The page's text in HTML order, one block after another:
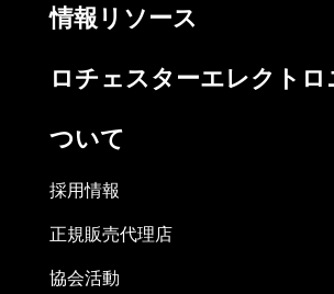
情報リソース
ロチェスターエレクトロ
ついて
採用情報
正規販売代理店
協会活動